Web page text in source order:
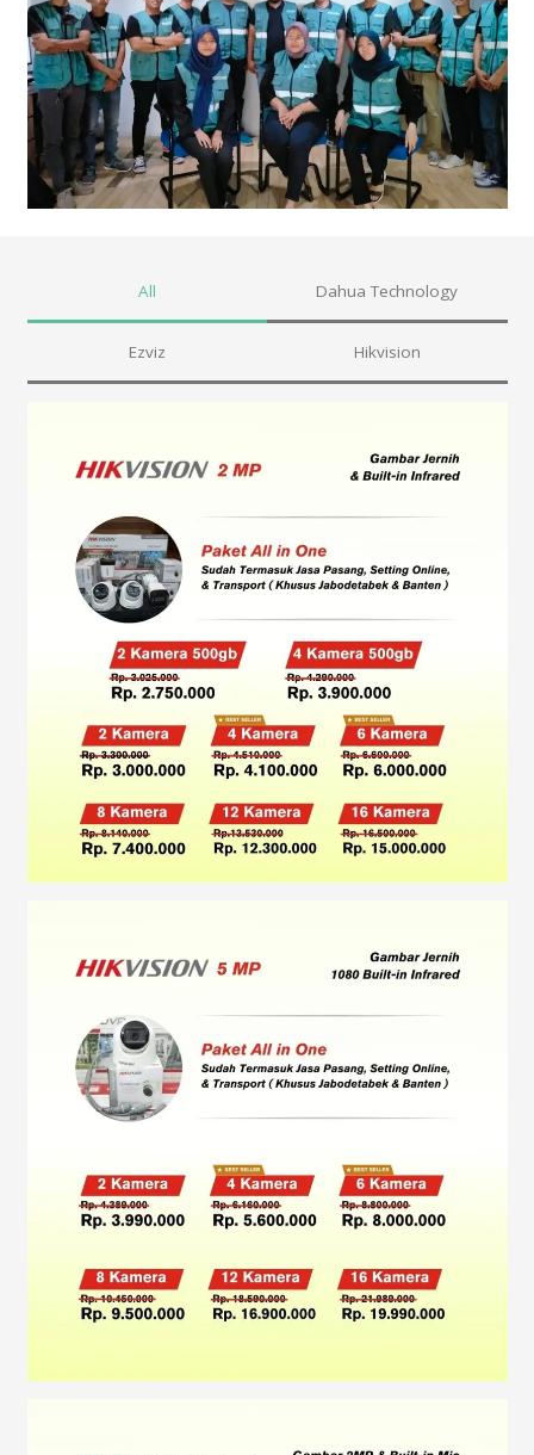
All Dahua Technology
Ezviz Hikvision